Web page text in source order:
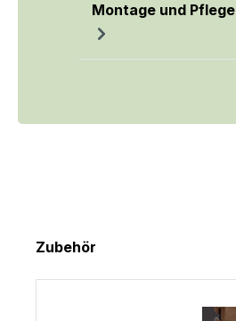
Montage und Pflege
Produktgalerie überspringen
Zubehör